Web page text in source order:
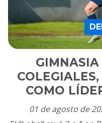
COMO
01 de agosto de